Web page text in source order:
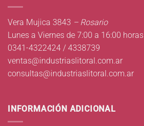
Vera Mujica 3843 – Rosario
Lunes a Viernes de 7:00 a 16:00 horas
0341-4322424 / 4338739
ventas@industriaslitoral.com.ar
consultas@industriaslitoral.com.ar
INFORMACIÓN ADICIONAL